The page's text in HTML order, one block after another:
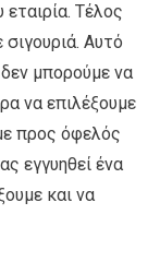
Τέλος
Αυτό
δεν μπορούμε να
να επιλέξουμε
προς όφελός
εγγυηθεί ένα
και να